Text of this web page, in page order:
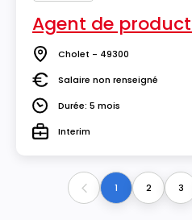
Agent de
Lieu Cholet - 49300
SalaireSalaire non renseigné
DuréeDurée: 5 mois
TypeInterim
Previous1 2 3